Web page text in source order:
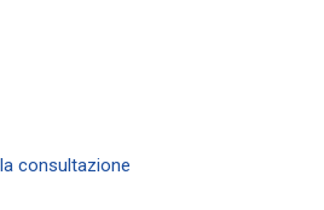
consultazione